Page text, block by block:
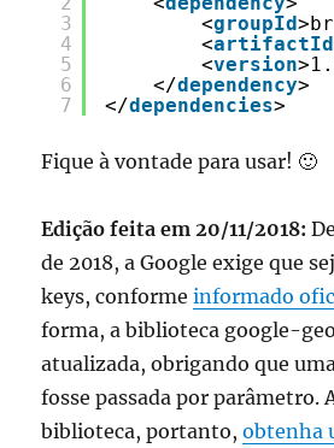
3
4
5
6
7
<groupId
<artifactId
<version
</dependency>
</dependencies>
Fique à vontade para usar! 🙂
Edição feita em 20/11/2018:
de 2018, a Google exige que
keys, conformeinformado
forma, a biblioteca google-
atualizada, obrigando que
fosse passada por parâmetro.
biblioteca, portanto,obtenha